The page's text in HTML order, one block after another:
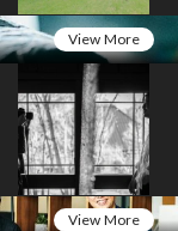
View More
View More